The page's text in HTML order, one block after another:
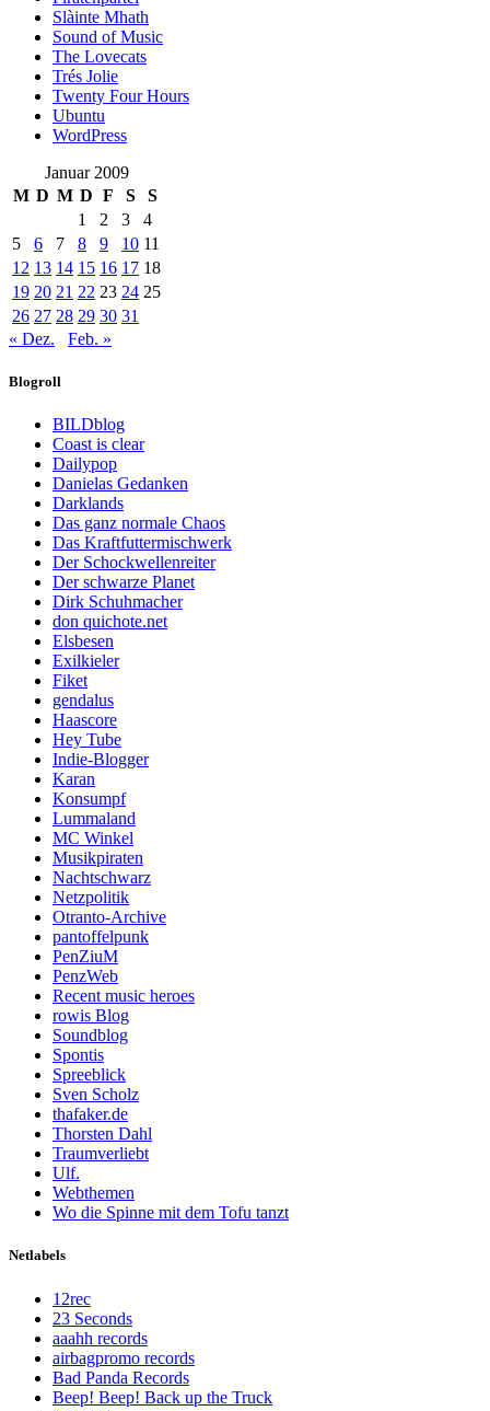
Slàinte Mhath
Sound of Music
The Lovecats
Trés Jolie
Twenty Four Hours
Ubuntu
WordPress
Januar 2009
M D M D F S
S
1
2 3
4
5
6 7 8 9 10 11
12 13 14 15 16 17 18
19 20 21 22 23 24 25
26 27 28 29 30 31
« Dez.
Feb. »
Blogroll
BILDblog
Coast is clear
Dailypop
Danielas Gedanken
Darklands
Das ganz normale Chaos
Das Kraftfuttermischwerk
Der Schockwellenreiter
Der schwarze Planet
Dirk Schuhmacher
don quichote.net
Elsbesen
Exilkieler
Fiket
gendalus
Haascore
Hey Tube
Indie-Blogger
Karan
Konsumpf
Lummaland
MC Winkel
Musikpiraten
Nachtschwarz
Netzpolitik
Otranto-Archive
pantoffelpunk
PenZiuM
PenzWeb
Recent music heroes
rowis Blog
Soundblog
Spontis
Spreeblick
Sven Scholz
thafaker.de
Thorsten Dahl
Traumverliebt
Ulf.
Webthemen
Wo die Spinne mit dem Tofu tanzt
Netlabels
12rec
23 Seconds
aaahh records
airbagpromo records
Bad Panda Records
Beep! Beep! Back up the Truck